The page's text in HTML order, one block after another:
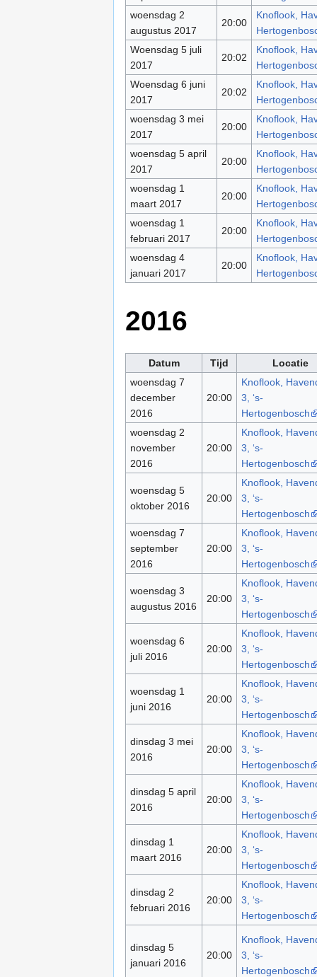
woensdag 2
augustus 2017
20:00
Knoflook,
Woensdag 5 juli
2017
20:02
Knoflook,
Woensdag 6 juni
2017
20:02
Knoflook,
woensdag 3 mei
2017
20:00
Knoflook,
woensdag 5 april
2017
20:00
Knoflook,
woensdag 1
maart 2017
20:00
Knoflook,
woensdag 1
februari 2017
20:00
Knoflook,
woensdag 4
januari 2017
20:00
Knoflook,
2016
Datum Tijd
Locatie
woensdag 7
december
2016
20:00
Knoflook,
3, ‘s-
Hertogenbosch
woensdag 2
november
2016
20:00
Knoflook,
3, ‘s-
Hertogenbosch
woensdag 5
oktober 2016
20:00
Knoflook,
3, ‘s-
Hertogenbosch
woensdag 7
september
2016
20:00
Knoflook,
3, ‘s-
Hertogenbosch
woensdag 3
augustus 2016
20:00
Knoflook,
3, ‘s-
Hertogenbosch
woensdag 6
juli 2016
20:00
Knoflook,
3, ‘s-
Hertogenbosch
woensdag 1
juni 2016
20:00
Knoflook,
3, ‘s-
Hertogenbosch
dinsdag 3 mei
2016
20:00
Knoflook,
3, ‘s-
Hertogenbosch
dinsdag 5 april
2016
20:00
Knoflook,
3, ‘s-
Hertogenbosch
dinsdag 1
maart 2016
20:00
Knoflook,
3, ‘s-
Hertogenbosch
dinsdag 2
februari 2016
20:00
Knoflook,
3, ‘s-
Hertogenbosch
dinsdag 5
januari 2016
20:00
Knoflook,
3, ‘s-
Hertogenbosch